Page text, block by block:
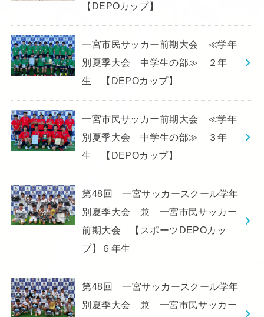
【DEPOカップ】
一宮市民サッカー前期大会 ≪学年
別夏季大会 中学生の部≫ ２年
生 【DEPOカップ】
一宮市民サッカー前期大会 ≪学年
別夏季大会 中学生の部≫ ３年
生 【DEPOカップ】
第48回 一宮サッカースクール学年
別夏季大会 兼 一宮市民サッカー
前期大会 【スポーツDEPOカッ
プ】６年生
第48回 一宮サッカースクール学年
別夏季大会 兼 一宮市民サッカー